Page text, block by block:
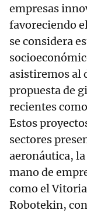
empresas
favoreciendo
se considera
asistiremos al
propuesta de
recientes
Estos
sectores
aeronáutica,
mano de
como el
Robotekin,